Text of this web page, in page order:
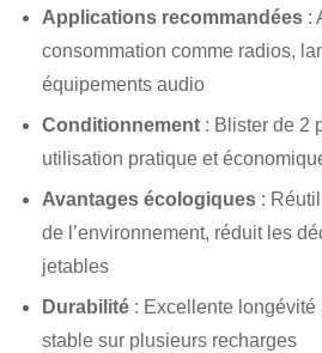
Applications recommandées :
consommation comme radios,
équipements audio
Conditionnement : Blister de 2
utilisation pratique et
Avantages écologiques :
de l’environnement, réduit les
jetables
Durabilité : Excellente longévité
stable sur plusieurs recharges